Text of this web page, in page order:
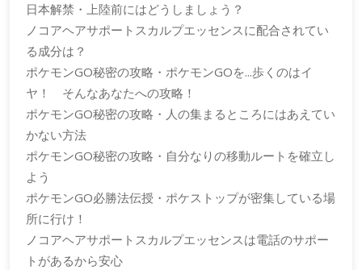
日本解禁・上陸前にはどうしましょう？
ノコアヘアサポートスカルプエッセンスに配合されてい
る成分は？
ポケモンGO秘密の攻略・ポケモンGOを...歩くのはイ
ヤ！ そんなあなたへの攻略！
ポケモンGO秘密の攻略・人の集まるところにはあえてい
かない方法
ポケモンGO秘密の攻略・自分なりの移動ルートを確立し
よう
ポケモンGO必勝法伝授・ポケストップが密集している場
所に行け！
ノコアヘアサポートスカルプエッセンスは電話のサポー
トがあるから安心